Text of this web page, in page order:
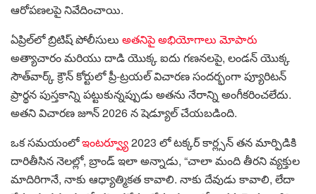
ఆరోపణలపై నివేదించాయి.
ఏప్రిల్‌లో బ్రిటిష్ పోలీసులు అతనిపై అభియోగాలు మోపారు
అత్యాచారం మరియు దాడి యొక్క ఐదు గణనలపై, లండన్ యొక్క
సౌత్‌వార్క్ క్రౌన్ కోర్టులో ప్రీ-ట్రయల్ విచారణ సందర్భంగా ప్యూరిటన్
ప్రార్థన పుస్తకాన్ని పట్టుకున్నప్పుడు అతను నేరాన్ని అంగీకరించలేదు.
అతని విచారణ జూన్ 2026 న షెడ్యూల్ చేయబడింది.
ఒక సమయంలోఇంటర్వ్యూ2023 లో టక్కర్ కార్ల్సన్ తన మార్పిడికి
దారితీసిన నెలల్లో, బ్రాండ్ ఇలా అన్నాడు, “చాలా మంది తీరని వ్యక్తుల
మాదిరిగానే, నాకు ఆధ్యాత్మికత కావాలి. నాకు దేవుడు కావాలి, లేదా